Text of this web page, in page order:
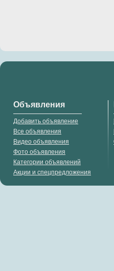
Объявления
Добавить объявление
Все объявления
Видео объявления
Фото объявления
Категории объявлений
Акции и спецпредложения